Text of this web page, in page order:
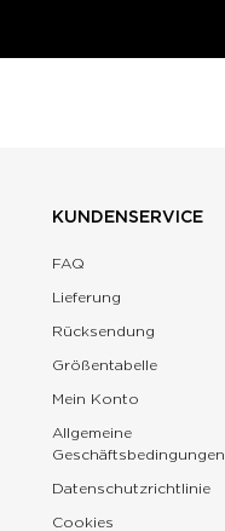
KUNDENSERVICE
FAQ
Lieferung
Rücksendung
Größentabelle
Mein Konto
Allgemeine
Geschäftsbedingungen
Datenschutzrichtlinie
Cookies